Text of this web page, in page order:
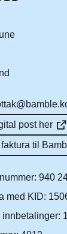
post her
til
940
med KID:
innbetalinger: